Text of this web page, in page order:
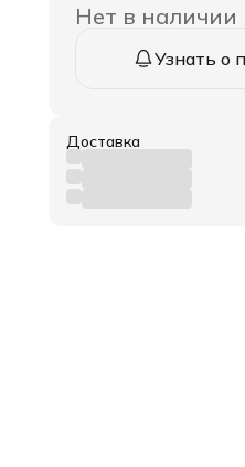
Нет в наличии
Узнать о
Доставка